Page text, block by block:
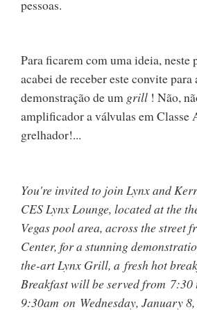
pessoas.
Para ficarem com uma ideia, neste
acabei de receber este convite para
demonstração de um grill ! Não,
amplificador a válvulas em Classe
grelhador!...
You're invited to join Lynx and
CES Lynx Lounge, located at the
Vegas pool area, across the street
Center, for a stunning
the-art Lynx Grill, a fresh hot
Breakfast will be served from 7:30
9:30am on Wednesday, January